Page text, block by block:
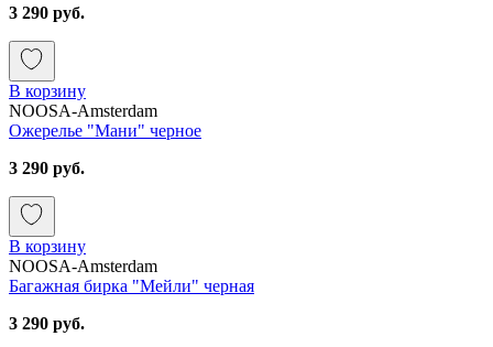
3 290 руб.
В корзину
NOOSA-Amsterdam
Ожерелье "Мани" черное
3 290 руб.
В корзину
NOOSA-Amsterdam
Багажная бирка "Мейли" черная
3 290 руб.